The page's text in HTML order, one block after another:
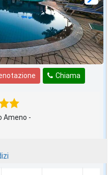
Chiama
Ameno -